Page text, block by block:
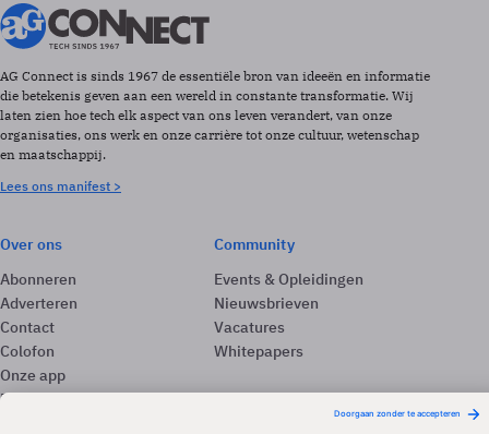
AG Connect is sinds 1967 de essentiële bron van ideeën en informatie
die betekenis geven aan een wereld in constante transformatie. Wij
laten zien hoe tech elk aspect van ons leven verandert, van onze
organisaties, ons werk en onze carrière tot onze cultuur, wetenschap
en maatschappij.
Lees ons manifest >
Over ons
Abonneren
Adverteren
Contact
Colofon
Onze app
Privacyinstellingen
Community
Events & Opleidingen
Nieuwsbrieven
Vacatures
Whitepapers